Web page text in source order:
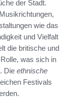
der Stadt.
wie das
und Vielfalt
die britische und
was sich in
Die ethnische
Festivals